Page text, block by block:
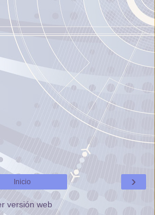
›
Inicio
versión web